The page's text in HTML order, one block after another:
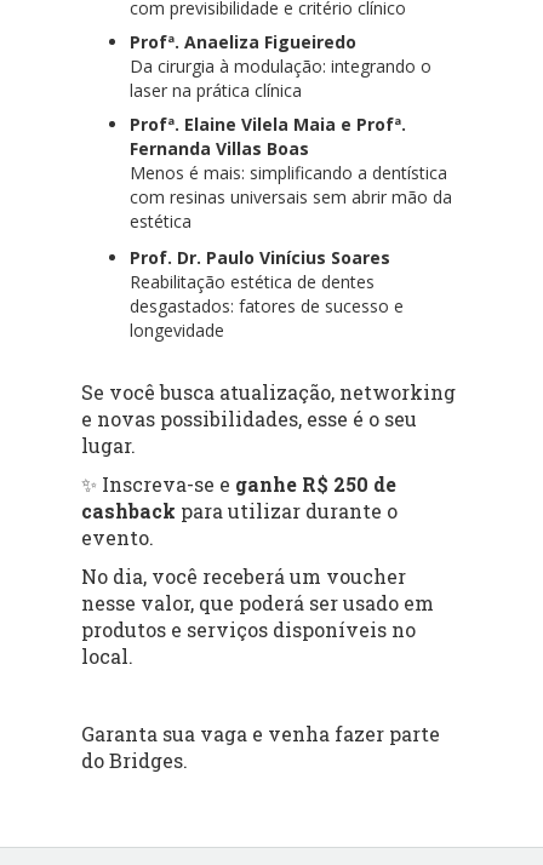
com previsibilidade e critério clínico
Profª. Anaeliza Figueiredo
Da cirurgia à modulação: integrando o
laser na prática clínica
Profª. Elaine Vilela Maia e Profª.
Fernanda Villas Boas
Menos é mais: simplificando a dentística
com resinas universais sem abrir mão da
estética
Prof. Dr. Paulo Vinícius Soares
Reabilitação estética de dentes
desgastados: fatores de sucesso e
longevidade
Se você busca atualização, networking
e novas possibilidades, esse é o seu
lugar.
✨ Inscreva-se e ganhe R$ 250 de
cashback para utilizar durante o
evento.
No dia, você receberá um voucher
nesse valor, que poderá ser usado em
produtos e serviços disponíveis no
local.
Garanta sua vaga e venha fazer parte
do Bridges.